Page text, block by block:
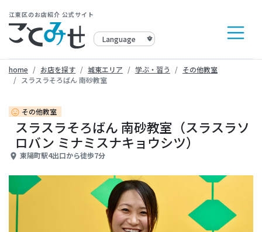
江東区のお店紹介 公式サイト
home お店を探す 城東エリア 学ぶ・習う
その他教室
スラスラそろばん 南砂教室
insert_emoticon その他教室
スラスラそろばん 南砂教室（スラスラソ
ロバン ミナミスナキョウシツ）
place 東陽町駅4出口から徒歩7分